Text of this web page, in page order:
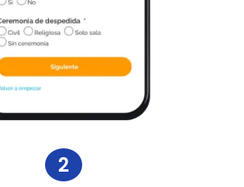
2